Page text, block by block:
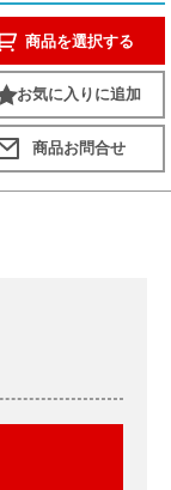
商品を選択する
お気に入りに追加